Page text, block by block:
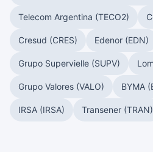
Telecom Argentina (TECO2)
Cresud (CRES) Edenor (EDN)
Grupo Supervielle (SUPV)
Grupo Valores (VALO) BYMA
IRSA (IRSA) Transener (TRAN)